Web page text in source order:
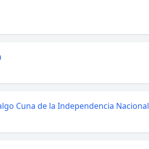
Cuna de la Independencia Nacional